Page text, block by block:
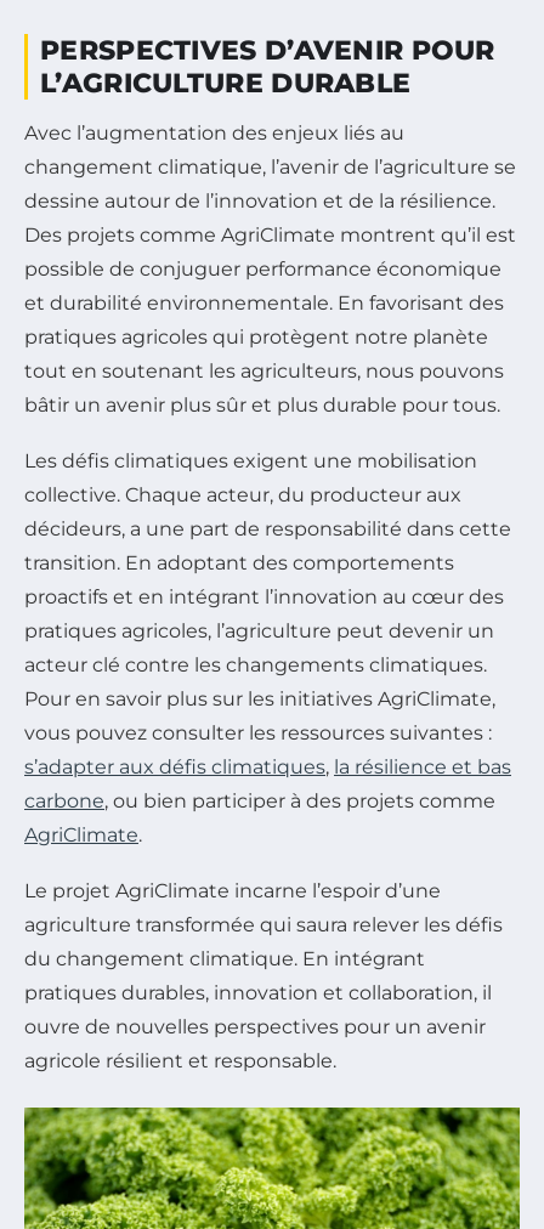
PERSPECTIVES D’AVENIR POUR
L’AGRICULTURE DURABLE
Avec l’augmentation des enjeux liés au
changement climatique, l’avenir de l’agriculture se
dessine autour de l’innovation et de la résilience.
Des projets comme AgriClimate montrent qu’il est
possible de conjuguer performance économique
et durabilité environnementale. En favorisant des
pratiques agricoles qui protègent notre planète
tout en soutenant les agriculteurs, nous pouvons
bâtir un avenir plus sûr et plus durable pour tous.
Les défis climatiques exigent une mobilisation
collective. Chaque acteur, du producteur aux
décideurs, a une part de responsabilité dans cette
transition. En adoptant des comportements
proactifs et en intégrant l’innovation au cœur des
pratiques agricoles, l’agriculture peut devenir un
acteur clé contre les changements climatiques.
Pour en savoir plus sur les initiatives AgriClimate,
vous pouvez consulter les ressources suivantes :
s’adapter aux défis climatiques, la résilience et bas
carbone, ou bien participer à des projets comme
AgriClimate.
Le projet AgriClimate incarne l’espoir d’une
agriculture transformée qui saura relever les défis
du changement climatique. En intégrant
pratiques durables, innovation et collaboration, il
ouvre de nouvelles perspectives pour un avenir
agricole résilient et responsable.